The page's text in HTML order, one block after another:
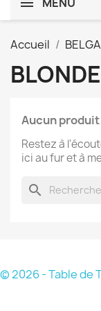
Accueil
Aucun
Restez à
ici au fur et à
search
© 2026 - Table de